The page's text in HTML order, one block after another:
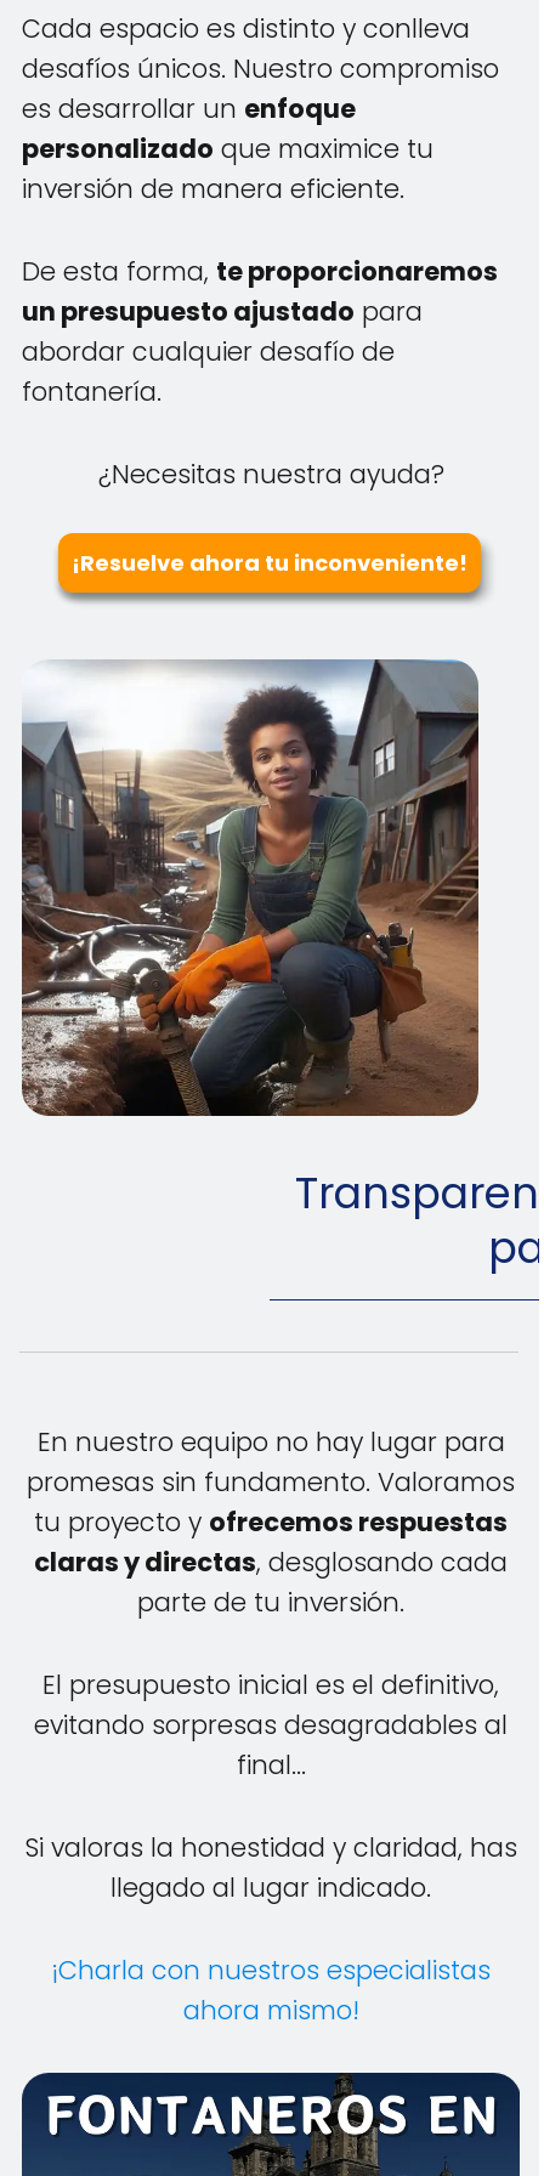
Cada espacio es distinto y conlleva
desafíos únicos. Nuestro compromiso
es desarrollar un enfoque
personalizado que maximice tu
inversión de manera eficiente.
De esta forma, te proporcionaremos
un presupuesto ajustado para
abordar cualquier desafío de
fontanería.
¿Necesitas nuestra ayuda?
¡Resuelve ahora tu inconveniente!
En nuestro equipo no hay lugar para
promesas sin fundamento. Valoramos
tu proyecto y ofrecemos respuestas
claras y directas, desglosando cada
parte de tu inversión.
El presupuesto inicial es el definitivo,
evitando sorpresas desagradables al
final...
Si valoras la honestidad y claridad, has
llegado al lugar indicado.
¡Charla con nuestros especialistas
ahora mismo!